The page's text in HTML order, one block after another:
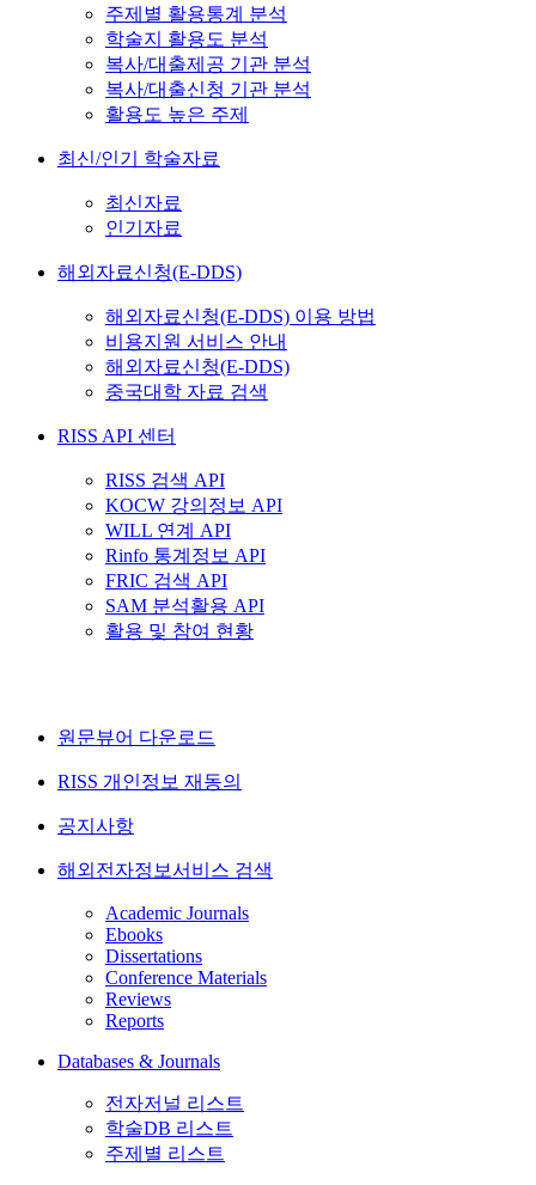
주제별 활용통계 분석
학술지 활용도 분석
복사/대출제공 기관 분석
복사/대출신청 기관 분석
활용도 높은 주제
최신/인기 학술자료
최신자료
인기자료
해외자료신청(E-DDS)
해외자료신청(E-DDS) 이용 방법
비용지원 서비스 안내
해외자료신청(E-DDS)
중국대학 자료 검색
RISS API 센터
RISS 검색 API
KOCW 강의정보 API
WILL 연계 API
Rinfo 통계정보 API
FRIC 검색 API
SAM 분석활용 API
활용 및 참여 현황
원문뷰어 다운로드
RISS 개인정보 재동의
공지사항
해외전자정보서비스 검색
Academic Journals
Ebooks
Dissertations
Conference Materials
Reviews
Reports
Databases & Journals
전자저널 리스트
학술DB 리스트
주제별 리스트